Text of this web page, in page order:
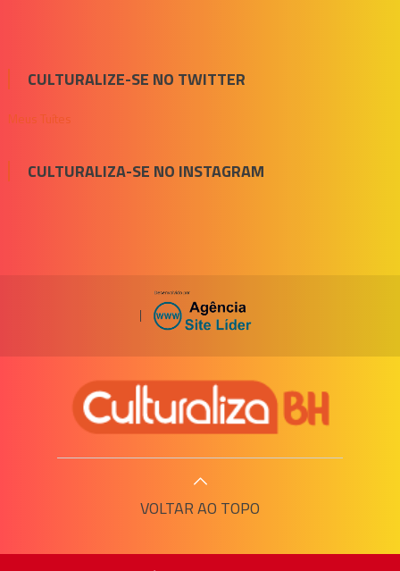
CULTURALIZE-SE NO TWITTER
Meus Tuítes
CULTURALIZA-SE NO INSTAGRAM
|
VOLTAR AO TOPO